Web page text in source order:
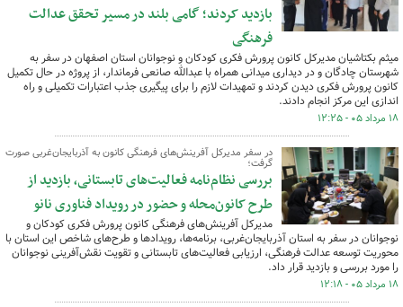
بازدید کردند؛ گامی بلند در مسیر تحقق عدالت
فرهنگی
میثم بکتاشیان مدیرکل کانون پرورش فکری کودکان و نوجوانان استان اصفهان در سفر به
شهرستان چادگان و در دیداری میدانی همراه با عبدالله صانعی فرماندار، از پروژه در حال تکمیل
کانون پرورش فکری دیدن کردند و تمهیدات لازم را برای پیگیری جذب اعتبارات تکمیلی و راه
اندازی این مرکز انجام دادند.
۱۸ مرداد ۰۵ - ۱۲:۲۵
در سفر مدیرکل آفرینش‌های فرهنگی کانون به آذربایجان‌غربی صورت
گرفت؛
بررسی نظام‌نامه فعالیت‌های تابستانی، بازدید از
طرح کانون‌محله و حضور در رویداد فناوری نانو
مدیرکل آفرینش‌های فرهنگی کانون پرورش فکری کودکان و
نوجوانان در سفر به استان آذربایجان‌غربی، برنامه‌ها، رویدادها و طرح‌های شاخص این استان با
محوریت توسعه عدالت فرهنگی، ارزیابی فعالیت‌های تابستانی و تقویت نقش‌آفرینی نوجوانان
را مورد بررسی و بازدید قرار داد.
۱۸ مرداد ۰۵ - ۱۲:۱۸